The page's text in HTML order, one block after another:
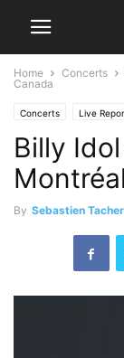
Home Concerts
Canada
Concerts Live
Billy
By Sebastien